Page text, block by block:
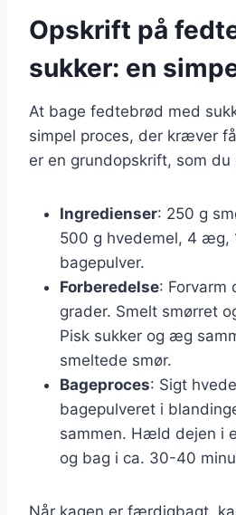
Opskrift på
sukker: en
At bage fedtebrød med
simpel proces, der kræver
er en grundopskrift, som du
Ingredienser: 250 g
500 g hvedemel, 4 æg,
bagepulver.
Forberedelse: Forvarm
grader. Smelt smørret
Pisk sukker og æg
smeltede smør.
Bageproces: Sigt
bagepulveret i
sammen. Hæld dejen i
og bag i ca. 30-40
Når kagen er færdigbagt,